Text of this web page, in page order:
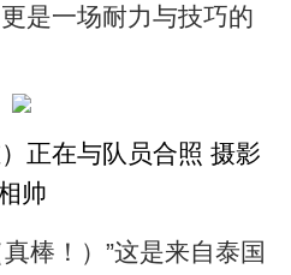
是一场耐力与技巧的
正在与队员合照 摄影
帅
棒！）”这是来自泰国